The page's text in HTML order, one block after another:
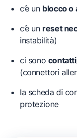
c’è un blocco o
c’è un reset
instabilità)
ci sono
(connettori
la scheda di
protezione